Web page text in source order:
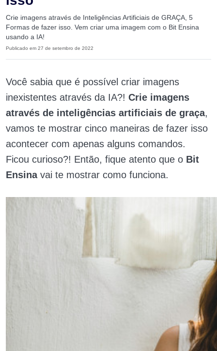
Crie imagens através de Inteligências Artificiais de GRAÇA, 5
Formas de fazer isso. Vem criar uma imagem com o Bit Ensina
usando a IA!
Publicado em 27 de setembro de 2022
Você sabia que é possível criar imagens
inexistentes através da IA?! Crie imagens
através de inteligências artificiais de graça,
vamos te mostrar cinco maneiras de fazer isso
acontecer com apenas alguns comandos.
Ficou curioso?! Então, fique atento que o Bit
Ensinavai te mostrar como funciona.